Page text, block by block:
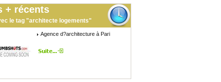
+ récents
le tag "architecte logements"
Agence d?architecture à Pari